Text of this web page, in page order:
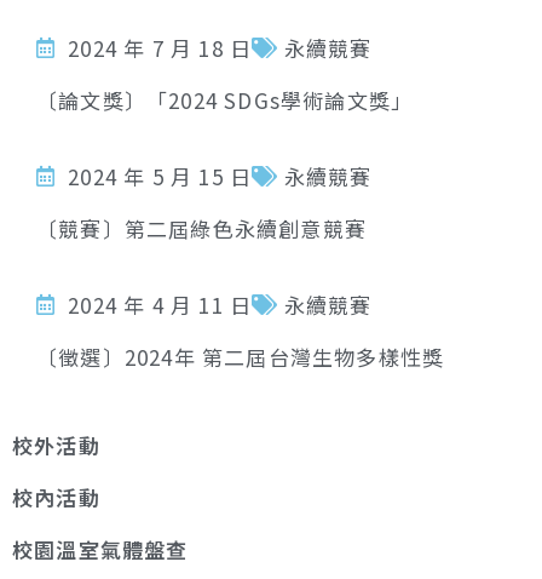
2024 年 7 月 18 日
永續競賽
〔論文獎〕「2024 SDGs學術論文獎」
2024 年 5 月 15 日
永續競賽
〔競賽〕第二屆綠色永續創意競賽
2024 年 4 月 11 日
永續競賽
〔徵選〕2024年 第二屆台灣生物多樣性獎
校外活動
校內活動
校園溫室氣體盤查